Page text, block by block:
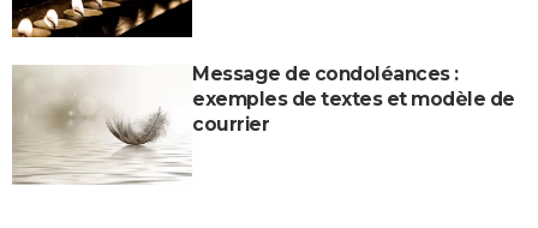
Message de condoléances :
exemples de textes et modèle de
courrier